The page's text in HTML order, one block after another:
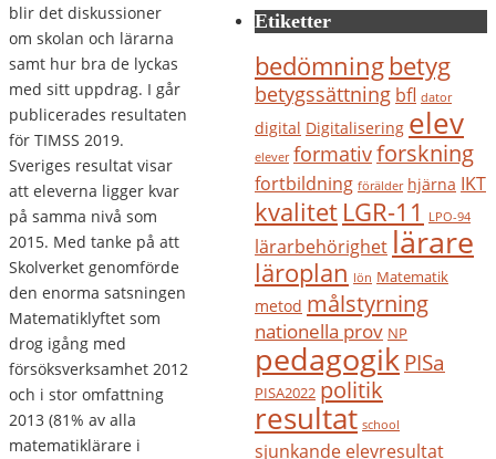
blir det diskussioner
om skolan och lärarna
samt hur bra de lyckas
med sitt uppdrag. I går
publicerades resultaten
för TIMSS 2019.
Sveriges resultat visar
att eleverna ligger kvar
på samma nivå som
2015. Med tanke på att
Skolverket genomförde
den enorma satsningen
Matematiklyftet som
drog igång med
försöksverksamhet 2012
och i stor omfattning
2013 (81% av alla
matematiklärare i
Etiketter
bedömningbetyg
betygssättning bfl dator
digital Digitalisering elev
elever formativforskning
fortbildning förälder hjärna IKT
kvalitet LGR-11 LPO-94
lärarbehörighet lärare
läroplan lön Matematik
metod målstyrning
nationella prov NP
pedagogikPISa
PISA2022 politik
resultat school
sjunkande elevresultat